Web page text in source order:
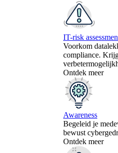
IT-risk
Voorkom
compliance.
Ontdek meer
Awareness
Begeleid je
bewust
Ontdek meer